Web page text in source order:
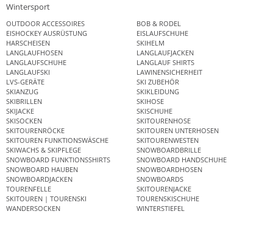
Wintersport
OUTDOOR ACCESSOIRES
BOB & RODEL
EISHOCKEY AUSRÜSTUNG
EISLAUFSCHUHE
HARSCHEISEN
SKIHELM
LANGLAUFHOSEN
LANGLAUFJACKEN
LANGLAUFSCHUHE
LANGLAUF SHIRTS
LANGLAUFSKI
LAWINENSICHERHEIT
LVS-GERÄTE
SKI ZUBEHÖR
SKIANZUG
SKIKLEIDUNG
SKIBRILLEN
SKIHOSE
SKIJACKE
SKISCHUHE
SKISOCKEN
SKITOURENHOSE
SKITOURENRÖCKE
SKITOUREN UNTERHOSEN
SKITOUREN FUNKTIONSWÄSCHE
SKITOURENWESTEN
SKIWACHS & SKIPFLEGE
SNOWBOARDBRILLE
SNOWBOARD FUNKTIONSSHIRTS
SNOWBOARD HANDSCHUHE
SNOWBOARD HAUBEN
SNOWBOARDHOSEN
SNOWBOARDJACKEN
SNOWBOARDS
TOURENFELLE
SKITOURENJACKE
SKITOUREN | TOURENSKI
TOURENSKISCHUHE
WANDERSOCKEN
WINTERSTIEFEL